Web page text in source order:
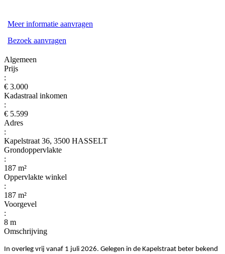
Meer informatie aanvragen
Bezoek aanvragen
Algemeen
Prijs
:
€ 3.000
Kadastraal inkomen
:
€ 5.599
Adres
:
Kapelstraat 36, 3500 HASSELT
Grondoppervlakte
:
187 m²
Oppervlakte winkel
:
187 m²
Voorgevel
:
8 m
Omschrijving
In overleg vrij vanaf 1 juli 2026. Gelegen in de Kapelstraat beter bekend